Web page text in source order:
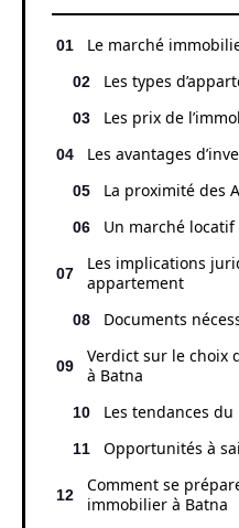
Le marché
Les types
Les prix de
Les avantages
La proximité des
Un marché
Les implications
appartement
Documents
Verdict sur le choix
à Batna
Les tendances
Opportunités à
Comment se
immobilier à Batna